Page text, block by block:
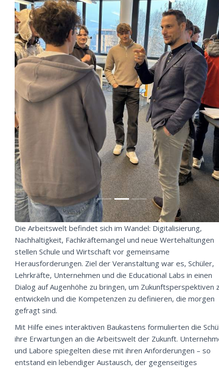
Die Arbeitswelt befindet sich im Wandel: Digitalisierung,
Nachhaltigkeit, Fachkräftemangel und neue Wertehaltungen
stellen Schule und Wirtschaft vor gemeinsame
Herausforderungen. Ziel der Veranstaltung war es, Schüler,
Lehrkräfte, Unternehmen und die Educational Labs in einen
Dialog auf Augenhöhe zu bringen, um Zukunftsperspektiven
entwickeln und die Kompetenzen zu definieren, die morgen
gefragt sind.
Mit Hilfe eines interaktiven Baukastens formulierten die
ihre Erwartungen an die Arbeitswelt der Zukunft.
und Labore spiegelten diese mit ihren Anforderungen – so
entstand ein lebendiger Austausch, der gegenseitiges